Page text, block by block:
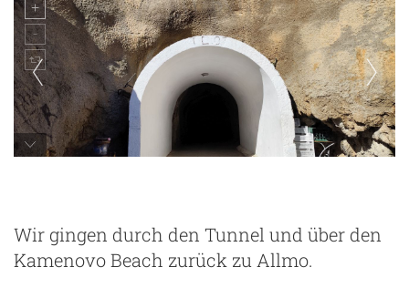
Wir gingen durch den Tunnel und über den
Kamenovo Beach zurück zu Allmo.